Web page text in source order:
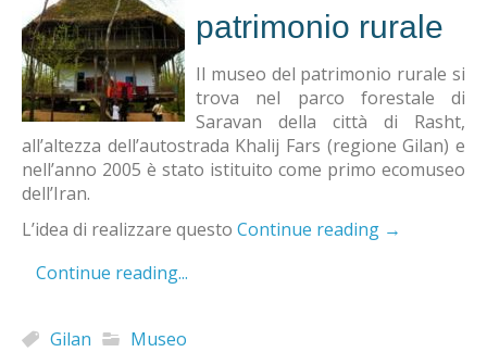
patrimonio rurale
Il museo del patrimonio rurale si
trova nel parco forestale di
Saravan della città di Rasht,
all’altezza dell’autostrada Khalij Fars (regione Gilan) e
nell’anno 2005 è stato istituito come primo ecomuseo
dell’Iran.
L’idea di realizzare questo Continue reading →
Continue reading...
Gilan Museo